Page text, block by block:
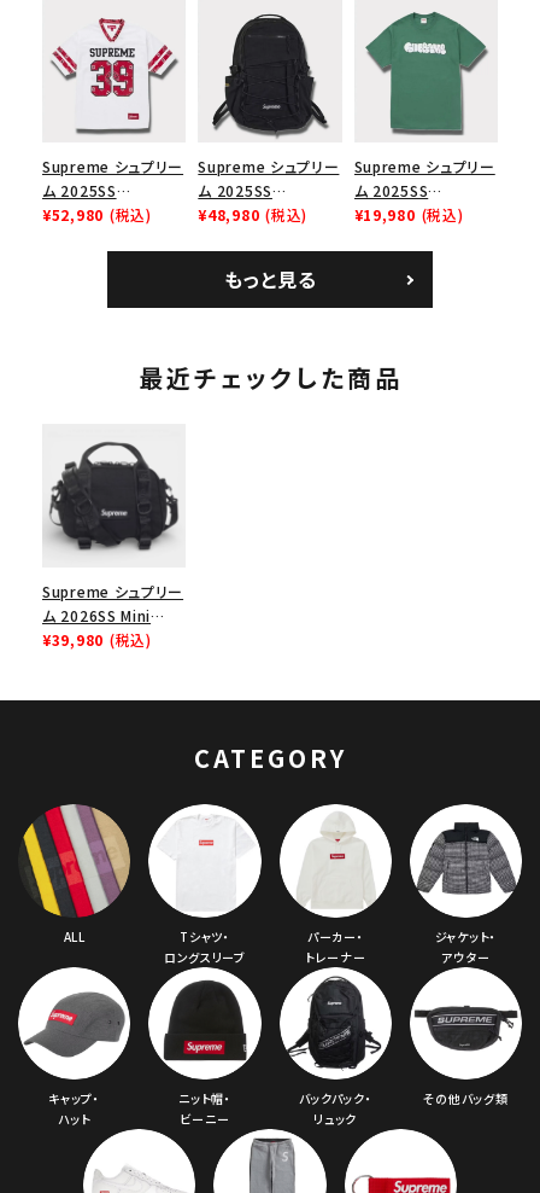
イヤーリリーフボック
スロゴTシャツ ホワ
イト 白
リーム ナイキエアフォ
ース１スニーカー シ
ューズ ホワイト
Cap ウォッシュチノツ
イルキャンプキャップ
ブラック 黒
Supreme シュプリー
ム 2025SS
Bandana Football
¥52,980 (税込)
Supreme シュプリー
ム 2025SS
Backpack バックパッ
¥48,980 (税込)
Supreme シュプリー
ム 2025SS
Homerun Tee ホー
¥19,980 (税込)
もっと見る
最近チェックした商品
Supreme シュプリー
ム 2026SS Mini
Duffle Bag ミニダッ
¥39,980 (税込)
CATEGORY
ALL
Tシャツ・
ロングスリーブ
パーカー・
トレーナー
ジャケット・
アウター
キャップ・
ハット
ニット帽・
ビーニー
バックパック・
リュック
その他バッグ類